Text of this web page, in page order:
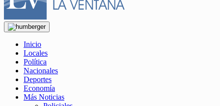
Inicio
Locales
Política
Nacionales
Deportes
Economía
Más Noticias